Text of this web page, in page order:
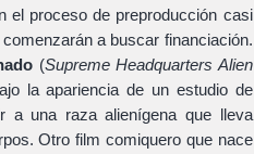
el proceso de preproducción casi
a buscar financiación.
(Supreme Headquarters Alien
la apariencia de un estudio de
a una raza alienígena que lleva
Otro film comiquero que nace